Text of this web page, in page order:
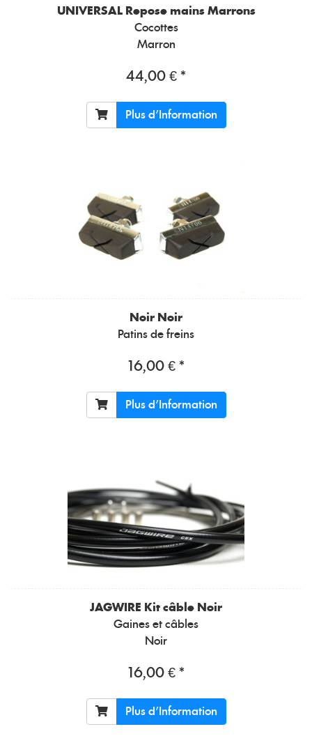
UNIVERSAL Repose mains Marrons
Cocottes
Marron
44,00 € *
Plus d'Information
Noir Noir
Patins de freins
16,00 € *
Plus d'Information
JAGWIRE Kit câble Noir
Gaines et câbles
Noir
16,00 € *
Plus d'Information